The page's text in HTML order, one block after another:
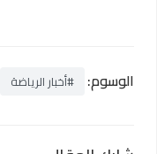
الوسوم: #أخبار الرياضة